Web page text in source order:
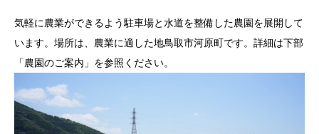
気軽に農業ができるよう駐車場と水道を整備した農園を展開して
います。場所は、農業に適した地鳥取市河原町です。詳細は下部
「農園のご案内」を参照ください。